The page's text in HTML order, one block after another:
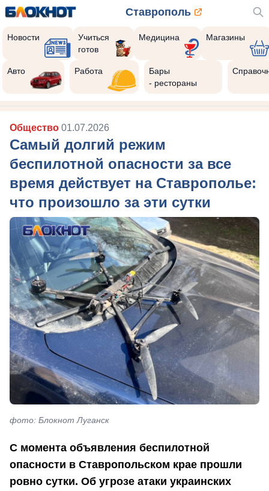
Ставрополь
Новости
Учиться
готов
Медицина Магазины
Авто Работа
Бары
- рестораны
Общество 01.07.2026
Самый долгий режим
беспилотной опасности за все
время действует на Ставрополье:
что произошло за эти сутки
фото: Блокнот Луганск
С момента объявления беспилотной
опасности в Ставропольском крае прошли
ровно сутки. Об угрозе атаки украинских